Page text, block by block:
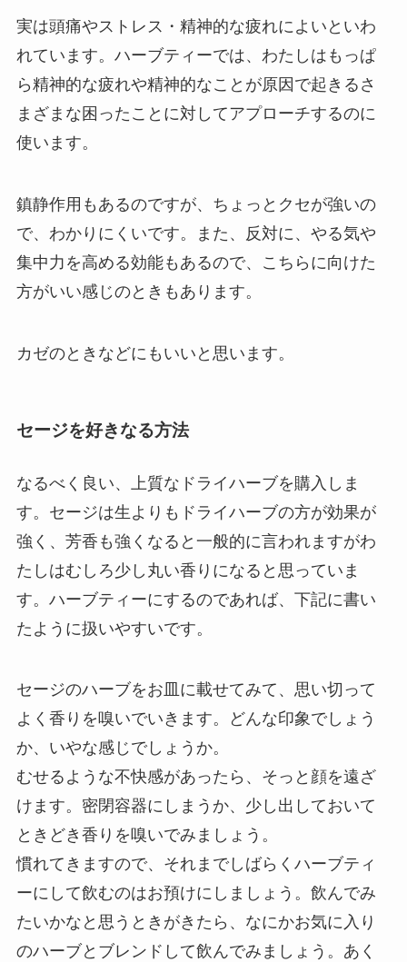
実は頭痛やストレス・精神的な疲れによいといわ
れています。ハーブティーでは、わたしはもっぱ
ら精神的な疲れや精神的なことが原因で起きるさ
まざまな困ったことに対してアプローチするのに
使います。
鎮静作用もあるのですが、ちょっとクセが強いの
で、わかりにくいです。また、反対に、やる気や
集中力を高める効能もあるので、こちらに向けた
方がいい感じのときもあります。
カゼのときなどにもいいと思います。
セージを好きなる方法
なるべく良い、上質なドライハーブを購入しま
す。セージは生よりもドライハーブの方が効果が
強く、芳香も強くなると一般的に言われますがわ
たしはむしろ少し丸い香りになると思っていま
す。ハーブティーにするのであれば、下記に書い
たように扱いやすいです。
セージのハーブをお皿に載せてみて、思い切って
よく香りを嗅いでいきます。どんな印象でしょう
か、いやな感じでしょうか。
むせるような不快感があったら、そっと顔を遠ざ
けます。密閉容器にしまうか、少し出しておいて
ときどき香りを嗅いでみましょう。
慣れてきますので、それまでしばらくハーブティ
ーにして飲むのはお預けにしましょう。飲んでみ
たいかなと思うときがきたら、なにかお気に入り
のハーブとブレンドして飲んでみましょう。あく